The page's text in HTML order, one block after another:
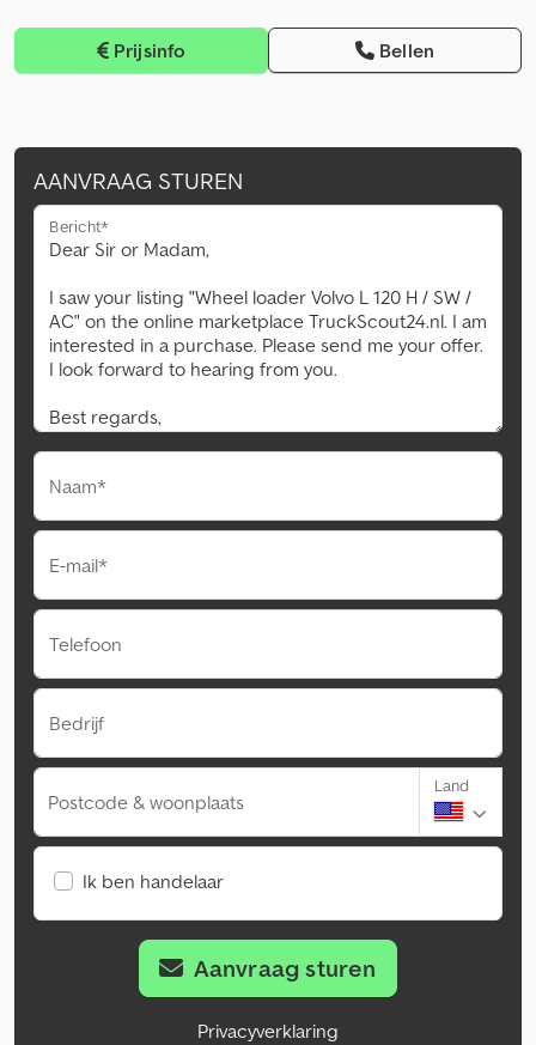
Prijsinfo Bellen
AANVRAAG STUREN
Bericht*
Naam*
E-mail*
Telefoon
Bedrijf
Postcode & woonplaats
Land
Ik ben handelaar
Aanvraag sturen
Privacyverklaring